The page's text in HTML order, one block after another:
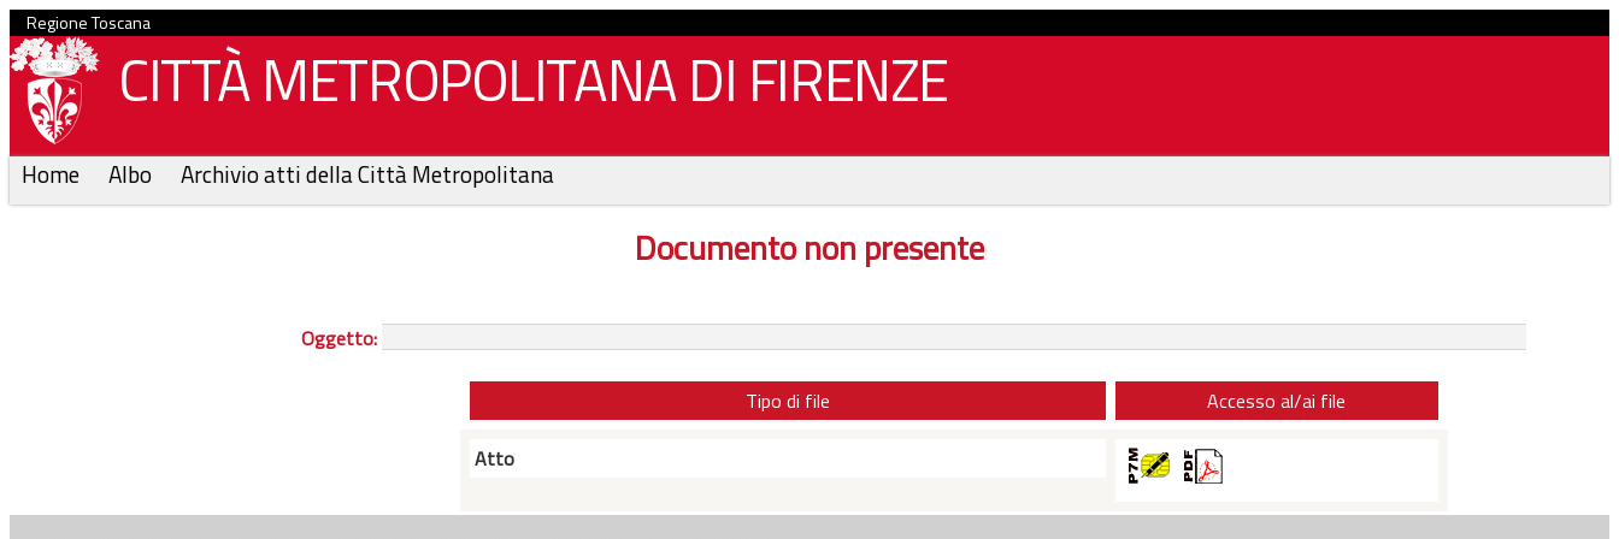
Regione Toscana
CITTÀ METROPOLITANA DI FIRENZE
Home Albo Archivio atti della Città Metropolitana
Documento non presente
Oggetto:
Tipo di file
Accesso al/ai file
Atto